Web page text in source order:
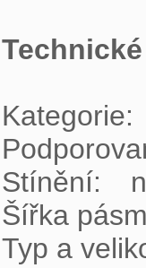
Kategorie:	CAT5E
Podporované
Stínění:	ne
Šířka pásma:	100
Typ a velikost vodiče: